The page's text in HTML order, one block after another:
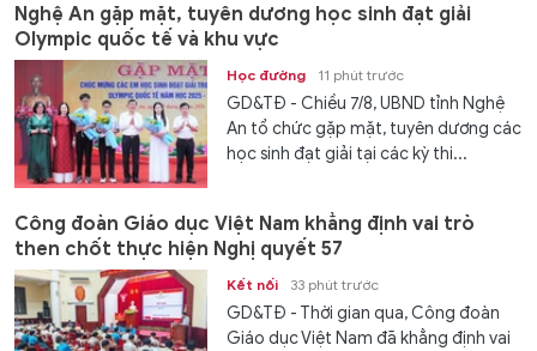
Nghệ An gặp mặt, tuyên dương học sinh đạt giải
Olympic quốc tế và khu vực
Học đường 11 phút trước
GD&TĐ - Chiều 7/8, UBND tỉnh Nghệ
An tổ chức gặp mặt, tuyên dương các
học sinh đạt giải tại các kỳ thi...
Công đoàn Giáo dục Việt Nam khẳng định vai trò
then chốt thực hiện Nghị quyết 57
Kết nối 33 phút trước
GD&TĐ - Thời gian qua, Công đoàn
Giáo dục Việt Nam đã khẳng định vai